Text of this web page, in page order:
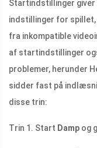
Startindstillinger
indstillinger for spillet,
fra inkompatible
af startindstillinger
problemer, herunder
sidder fast på
disse trin:
Trin 1. Start Damp og